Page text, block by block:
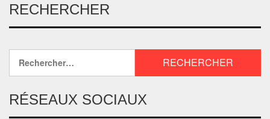
RECHERCHER
RÉSEAUX SOCIAUX